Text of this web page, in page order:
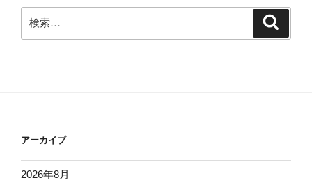
索:
アーカイブ
2026年8月